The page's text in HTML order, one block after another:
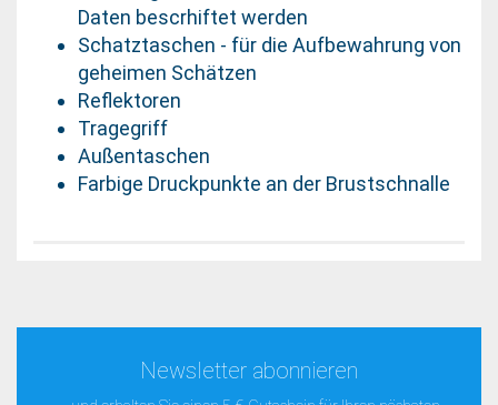
Daten bescrhiftet werden
Schatztaschen - für die Aufbewahrung von
geheimen Schätzen
Reflektoren
Tragegriff
Außentaschen
Farbige Druckpunkte an der Brustschnalle
Newsletter abonnieren